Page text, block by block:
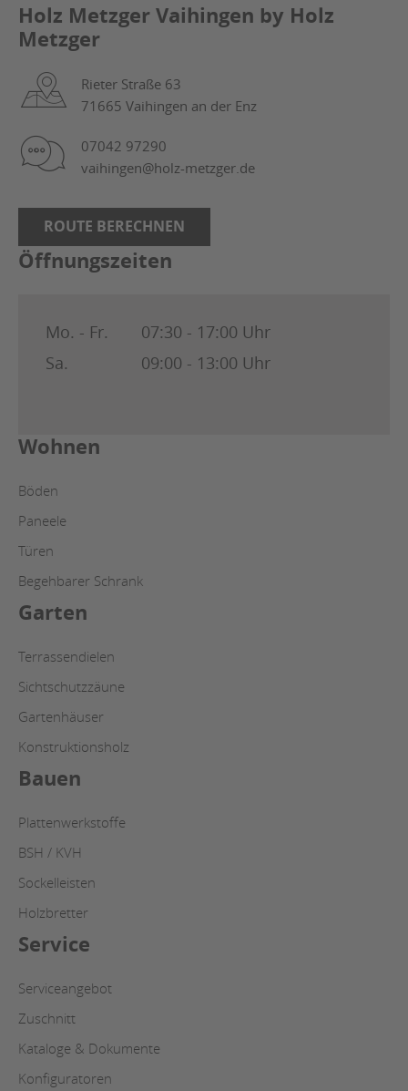
Holz Metzger Vaihingen by Holz
Metzger
Rieter Straße 63
71665 Vaihingen an der Enz
07042 97290
vaihingen@holz-metzger.de
ROUTE BERECHNEN
Öffnungszeiten
Mo. - Fr.
07:30 - 17:00 Uhr
Sa.
09:00 - 13:00 Uhr
Wohnen
Böden
Paneele
Türen
Begehbarer Schrank
Garten
Terrassendielen
Sichtschutzzäune
Gartenhäuser
Konstruktionsholz
Bauen
Plattenwerkstoffe
BSH / KVH
Sockelleisten
Holzbretter
Service
Serviceangebot
Zuschnitt
Kataloge & Dokumente
Konfiguratoren